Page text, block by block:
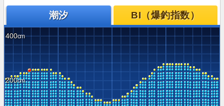
潮汐 BI（爆釣指数）
400
200